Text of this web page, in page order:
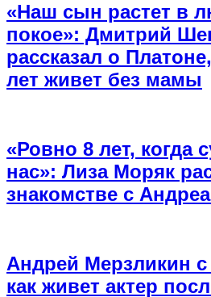
«Наш сын растет в
покое»: Дмитрий
рассказал о
лет живет без мамы
«Ровно 8 лет, когда
нас»: Лиза Моряк
знакомстве с
Андрей Мерзликин
как живет актер